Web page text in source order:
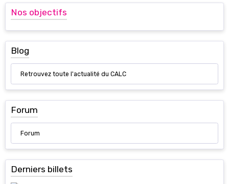
Nos objectifs
Blog
Retrouvez toute l'actualité du CALC
Forum
Forum
Derniers billets